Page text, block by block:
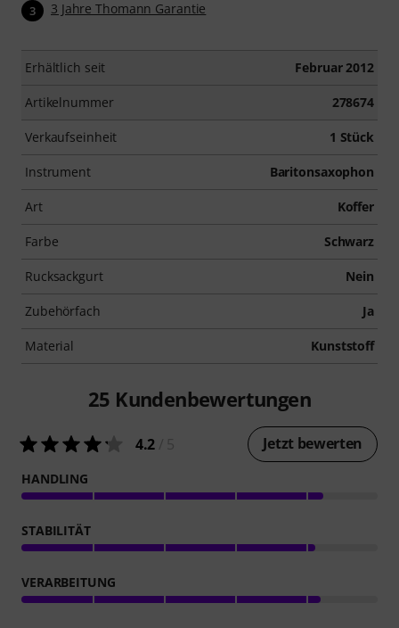
3 3 Jahre Thomann Garantie
Erhältlich seit Februar 2012
Artikelnummer 278674
Verkaufseinheit 1 Stück
Instrument Baritonsaxophon
Art Koffer
Farbe Schwarz
Rucksackgurt Nein
Zubehörfach Ja
Material Kunststoff
25 Kundenbewertungen
4.2 Jetzt bewerten
HANDLING
STABILITÄT
VERARBEITUNG